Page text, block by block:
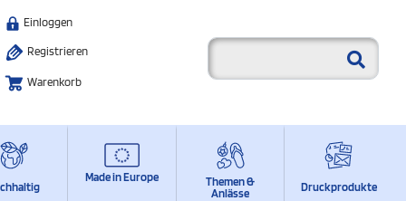
Einloggen
Registrieren
Warenkorb
Made in Europe
Themen &
Anlässe
Druckprodukte